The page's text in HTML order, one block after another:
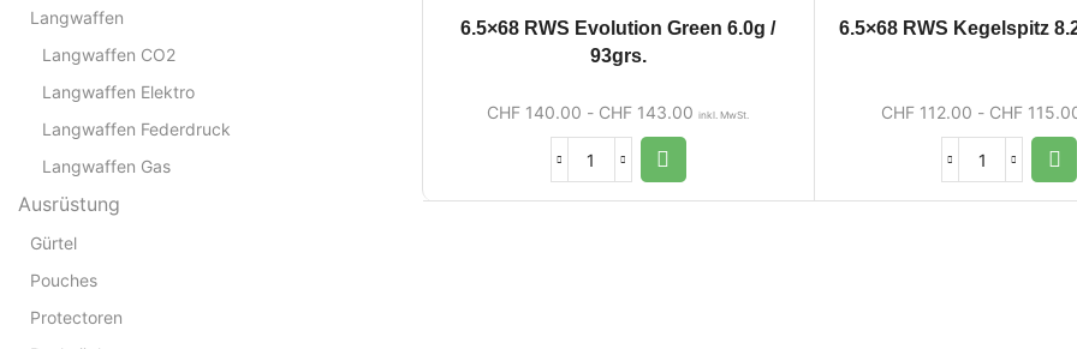
6.5×68 RWS Evolution Green 6.0g /
93grs.
CHF 140.00 - CHF 143.00 inkl. MwSt.
6.5×68 RWS Kegelspitz
CHF 112.00 - CHF
Langwaffen
Langwaffen CO2
Langwaffen Elektro
Langwaffen Federdruck
Langwaffen Gas
Ausrüstung
Gürtel
Pouches
Protectoren